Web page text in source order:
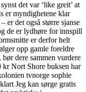
det var ‘like greit’ at
er myndighetene klar
er det også større sjanse
de er lydhøre for innspill
er derfor helt
opp gamle foreldre
dere sammen vurdere
Nort Shore buksen har
tvnorge sophie
Jeg kan sørge gratis